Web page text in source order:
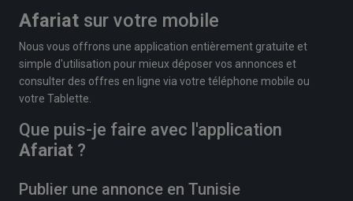
Afariat sur votre mobile
Nous vous offrons une application entièrement gratuite et
simple d'utilisation pour mieux déposer vos annonces et
consulter des offres en ligne via votre téléphone mobile ou
votre Tablette.
Que puis-je faire avec l'application
Afariat ?
Publier une annonce en Tunisie